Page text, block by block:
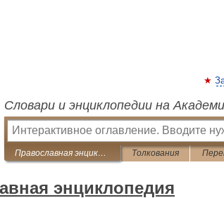
Словари и энциклопедии на
Православная энциклопедия Толкования
энциклопедия